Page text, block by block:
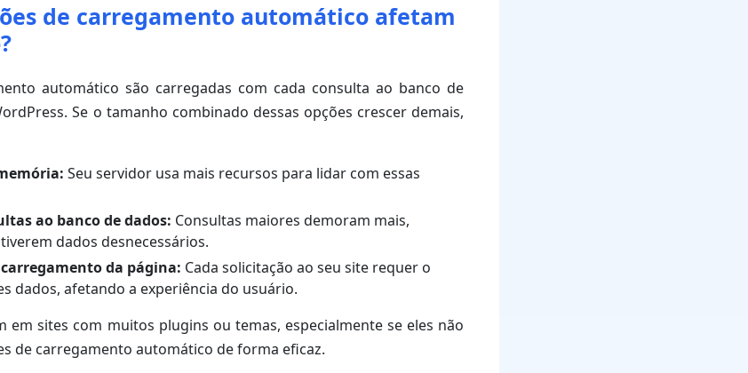
de carregamento automático afetam
automático são carregadas com cada consulta ao banco de
Se o tamanho combinado dessas opções crescer demais,
Seu servidor usa mais recursos para lidar com essas
ao banco de dados: Consultas maiores demoram mais,
dados desnecessários.
da página: Cada solicitação ao seu site requer o
dados, afetando a experiência do usuário.
em sites com muitos plugins ou temas, especialmente se eles não
de carregamento automático de forma eficaz.